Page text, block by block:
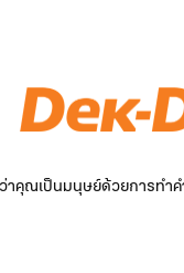
าคุณเป็นมนุษย์ด้วยการทำค